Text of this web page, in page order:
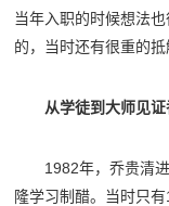
当年入职的时候想法
的，当时还有很重的抵
从学徒到大师见
1982年，乔贵清
隆学习制醋。当时只